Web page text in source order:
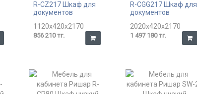
R-CZ217 Шкаф для
документов
1120x420x2170
856 210 тг.
R-CGG217 Шкаф для
документов
2020x420x2170
1 497 180 тг.